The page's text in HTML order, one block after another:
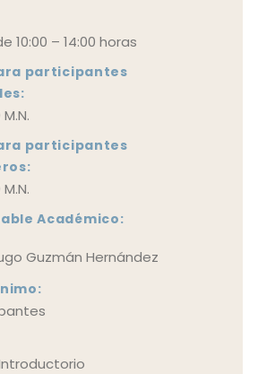
10:00 – 14:00 horas
participantes
M.N.
participantes
M.N.
Académico:
Guzmán Hernández